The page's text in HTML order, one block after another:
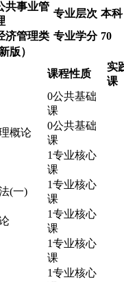
共事业管
专业层次 本科
济管理类 专业学分 70
版）
课程性质
实
课
0公共基础
课
概论
0公共基础
课
1专业核心
课
(一)
1专业核心
课
1专业核心
课
1专业核心
课
1专业核心